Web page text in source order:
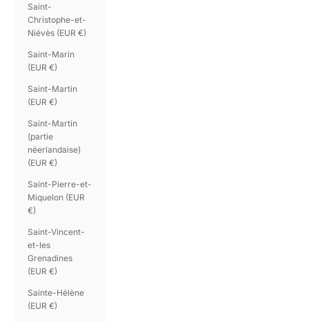
Saint-
Christophe-et-
Niévès (EUR €)
Saint-Marin
(EUR €)
Saint-Martin
(EUR €)
Saint-Martin
(partie
néerlandaise)
(EUR €)
Saint-Pierre-et-
Miquelon (EUR
€)
Saint-Vincent-
et-les
Grenadines
(EUR €)
Sainte-Hélène
(EUR €)